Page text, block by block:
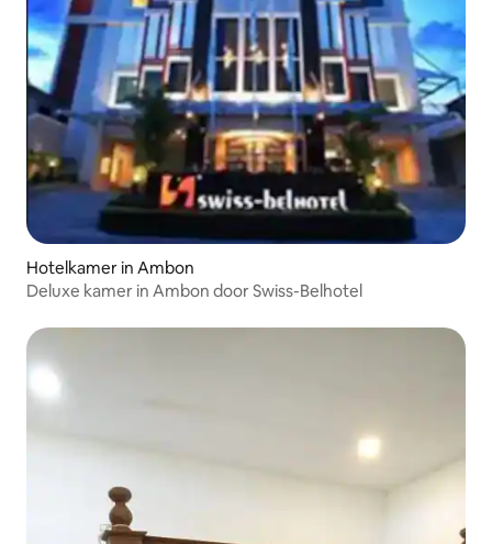
Hotelkamer in Ambon
Deluxe kamer in Ambon door Swiss-Belhotel